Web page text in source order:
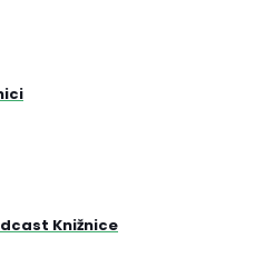
Knižnice